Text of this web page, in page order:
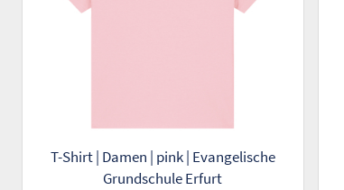
T-Shirt | Damen | pink | Evangelische
Grundschule Erfurt